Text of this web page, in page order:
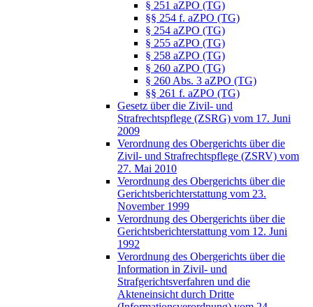
§ 251 aZPO (TG)
§§ 254 f. aZPO (TG)
§ 254 aZPO (TG)
§ 255 aZPO (TG)
§ 258 aZPO (TG)
§ 260 aZPO (TG)
§ 260 Abs. 3 aZPO (TG)
§§ 261 f. aZPO (TG)
Gesetz über die Zivil- und
Strafrechtspflege (ZSRG) vom 17. Juni
2009
Verordnung des Obergerichts über die
Zivil- und Strafrechtspflege (ZSRV) vom
27. Mai 2010
Verordnung des Obergerichts über die
Gerichtsberichterstattung vom 23.
November 1999
Verordnung des Obergerichts über die
Gerichtsberichterstattung vom 12. Juni
1992
Verordnung des Obergerichts über die
Information in Zivil- und
Strafgerichtsverfahren und die
Akteneinsicht durch Dritte